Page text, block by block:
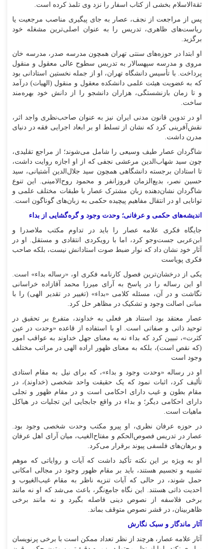
ثقةالاسلام بخشی از کتاب اسفار را نزد وی تلمذ کرده است.
پس از مراجعت از نجف، عصار به جای پیگیری مناصب مرجعیت یا
ریاست‌های ظاهری، تدریس را به عنوان اصلی‌ترین مشغله خود
برگزید.
او ابتدا در حوزه‌های سنتی تهران همچون مدرسه صدر، مدرسه خان
مروی و مدرسه سپهسالار به تدریس سطوح عالی معقول و منقول
پرداخت. با تأسیس دانشگاه تهران، او از جمله نخستین استادانی بود
که به عضویت هیئت علمی دانشکده معقول و منقول (الهیات) درآمد
و تا زمان بازنشستگی، هزاران دانشجو را از دانش خود بهره‌مند
ساخت.
او در تدوین قانون مدنی ایران نیز به عنوان صاحب‌نظری واجد اثر،
نقش‌آفرینی کرد که نشان از تسلط او بر ابعاد اجرایی فقه در دنیای
مدرن داشت.
شاگردان عصار طیف وسیعی را شامل می‌شوند؛ از مراجع تقلیدی،
چون سید شهاب‌الدین مرعشی نجفی که از او اجازه روایت داشت،
تا استادان برجسته دانشگاهی همچون سید جلال‌الدین آشتیانی، سید
حسین نصر، بدیع‌الزمان فروزانفر و محمود روح‌الامینی. این تنوع
شاگردان نشان‌دهنده زبان مشترک عصار با طبقات مختلف علمی و
توانایی او در انتقال مفاهیم پیچیده حکمی به زبان‌های گوناگون است.
اندیشه‌های حکمی و عرفانی؛ وحدت وجود و گره‌گشایی از بداء
جایگاه فکری علامه عصار را باید در تداوم مکتب ملاصدرا و
ابن‌عربی جست‌و‌جو کرد، اما با رویکردی انتقادی و مستقل. او در
آثار خود نشان داد که نوار ضبط صوت استادانش نیست، بلکه صاحب
فکری پویاست
یکی از درخشان‌ترین فصول کارنامه فکری او، «رساله بداء» است.
او این رساله را در پاسخ به آرای میرزا محمد آقازاده خراسانی
نگاشت و در آن، مسئله کلامی «بداء» (تغییر در تقدیر الهی) را با
مبانی اصالت وجود و تشکیک در مظاهر حل کرد.
عصار معتقد بود استناد هر فعلی به خداوند، متفرع بر تحقیق در
توحید ذاتی و صفاتی است. او با استفاده از قاعده «وحدت در عین
کثرت»، تبیین کرد که بداء نه به معنای جهل خداوند به عواقب امور
(که نقص است)، بلکه به معنای ظهور اراده الهی در مراتب مختلف
وجود است
او در رساله «وحدت وجود و بداء»، که برای نیل به مقام استادی
تألیف کرد، اثبات نمود که یک حقیقت واحد شخصی (خداوند)، در
مقام بطون و غیب دارای احکامی است و در مقام ظهور و تجلی
دارای احکامی دیگر؛ و بداء در واقع جابجایی این تجلیات در هیاکل
ماهیات است.
در حوزه عرفان نظری، او پیرو مکتب وحدت شخصی وجود بود.
عصار در تدریس فصوص‌الحکم و مفتاح‌الغیب، میان آرای اهل عرفان
و برهان‌های فلسفی پیوند برقرار می‌کرد.
او به ویژه بر این نکته تأکید داشت که آیات و روایاتی که موهم
تشبیه و تجسیم هستند، باید بر مقام ظهور وجود در مجالی امکانی
حمل شوند، در حالی که آیات تنزیه ناظر به مقام غیب‌الغیوب و
احدیت ذاتی هستند. این نگاه جامع‌نگر، باعث می‌شد که او نه مانند
برخی فلاسفه از نصوص دینی فاصله بگیرد و نه مانند برخی
ظاهربینان، در قشر نصوص متوقف بماند.
آثار ماندگار و سبک نگارش
آثار علامه عصار، هرچند از نظر تعداد ممکن است با برخی پرنویسان